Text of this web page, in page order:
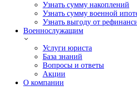
Узнать сумму накоплений
Узнать сумму военной
Узнать выгоду от
Военнослужащим
Услуги юриста
База знаний
Вопросы и ответы
Акции
О компании